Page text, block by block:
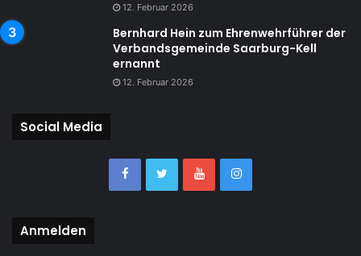
12. Februar 2026
Bernhard Hein zum Ehrenwehrführer der
Verbandsgemeinde Saarburg-Kell
ernannt
12. Februar 2026
Social Media
Anmelden